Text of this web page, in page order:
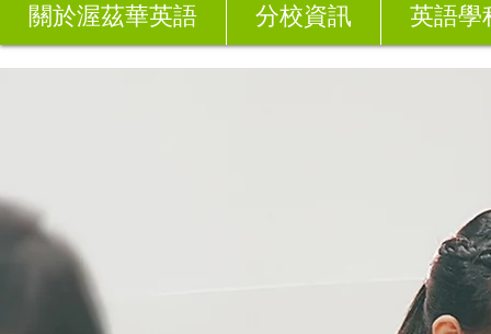
關於渥茲華英語 分校資訊 英語學